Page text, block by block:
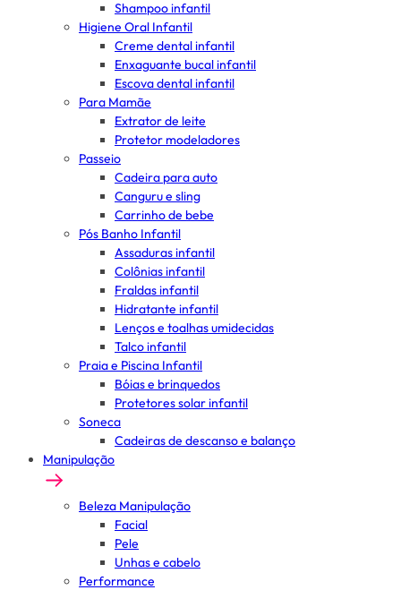
Shampoo infantil
Higiene Oral Infantil
Creme dental infantil
Enxaguante bucal infantil
Escova dental infantil
Para Mamãe
Extrator de leite
Protetor modeladores
Passeio
Cadeira para auto
Canguru e sling
Carrinho de bebe
Pós Banho Infantil
Assaduras infantil
Colônias infantil
Fraldas infantil
Hidratante infantil
Lenços e toalhas umidecidas
Talco infantil
Praia e Piscina Infantil
Bóias e brinquedos
Protetores solar infantil
Soneca
Cadeiras de descanso e balanço
Manipulação
Beleza Manipulação
Facial
Pele
Unhas e cabelo
Performance